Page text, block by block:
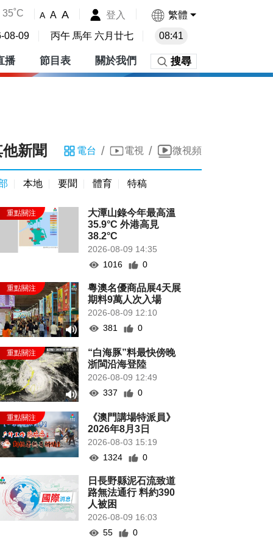
35˚C A A A 登入 繁體
08-09 丙午 馬年 六月廿七 08:41
播 節目表 關於我們 搜尋
新聞 電台 / 電視 / 微視頻
本地 要聞 體育 特稿
大潭山錄今年最高溫
35.9°C 外港高見
38.2°C
2026-08-09 14:35
1016
0
粵澳名優商品展4天展
期料9萬人次入場
2026-08-09 12:10
381
0
“白海豚”料最快傍晚
浙閩沿海登陸
2026-08-09 12:49
337
0
《澳門講場特派員》
2026年8月3日
2026-08-03 15:19
1324
0
日長野縣泥石流致道
路無法通行 料約390
人被困
2026-08-09 16:03
55
0